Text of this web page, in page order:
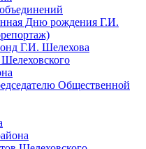
Дню рождения Г.И.
Г.И. Шелехова
Общественной